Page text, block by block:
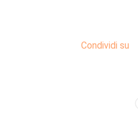
Condividi su